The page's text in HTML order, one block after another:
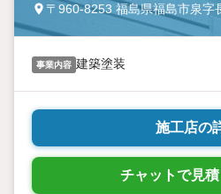
〒960-8253 福島県福島市泉字
事業内容 建築塗装
施工店の
チャットで見